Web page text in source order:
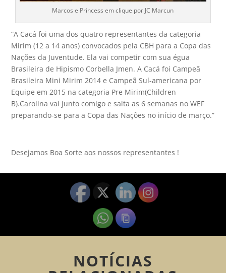
Marcos e Princess em clique por JC Marcun
“A Cacá foi uma dos quatro representantes da categoria
Mirim (12 a 14 anos) convocados pela CBH para a Copa das
Nações da Juventude. Ela vai competir com sua égua
Brasileira de Hipismo Corbella Jmen. A Cacá foi Campeã
Brasileira Mini Mirim 2014 e Campeã Sul-americana por
Equipe em 2015 na categoria Pre Mirim(Children
B).Carolina vai junto comigo e salta as 6 semanas no WEF
preparando-se para a Copa das Nações no início de março.”
Desejamos Boa Sorte aos nossos representantes !
NOTÍCIAS